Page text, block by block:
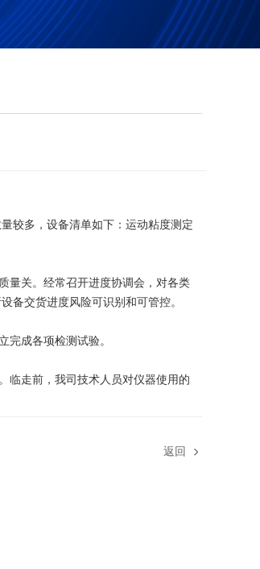
较多，设备清单如下：运动粘度测定
关。经常召开进度协调会，对各类
备交货进度风险可识别和可管控。
成各项检测试验。
走前，我司技术人员对仪器使用的
返回